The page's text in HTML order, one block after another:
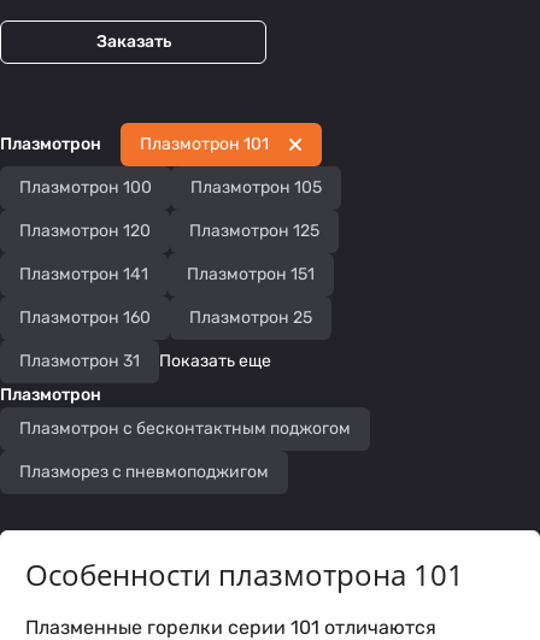
Заказать
Плазмотрон
Плазмотрон 100
Плазмотрон 101
Плазмотрон 105
Плазмотрон 120 Плазмотрон 125
Плазмотрон 141 Плазмотрон 151
Плазмотрон 160 Плазмотрон 25
Плазмотрон 31
Показать еще
Плазмотрон
Плазмотрон с бесконтактным поджогом
Плазморез с пневмоподжигом
Особенности плазмотрона 101
Плазменные горелки серии 101 отличаются